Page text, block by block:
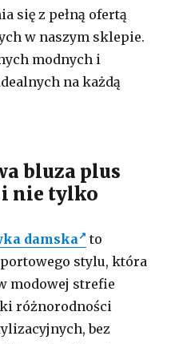
się z pełną ofertą
w naszym sklepie.
modnych i
na każdą
bluza plus
i nie tylko
damska
to
stylu, która
modowej strefie
różnorodności
bez